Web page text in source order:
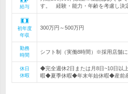
給与
す。 経験・能力・年齢を考慮し決
初年度
年収
300万円～500万円
勤務
時間
シフト制（実働8時間）※採用店舗
休日
休暇
◆完全週休2日または月8日~10日以
暇◆夏季休暇◆年末年始休暇◆産前